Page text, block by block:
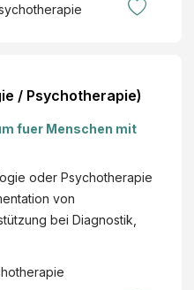
/ Psychotherapie)
fuer Menschen mit
oder Psychotherapie
von
bei Diagnostik,